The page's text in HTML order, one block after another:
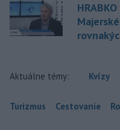
Aktuálne témy: Kvízy
Turizmus Cestovanie